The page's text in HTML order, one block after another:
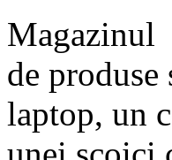
Magazinul
de
laptop, un